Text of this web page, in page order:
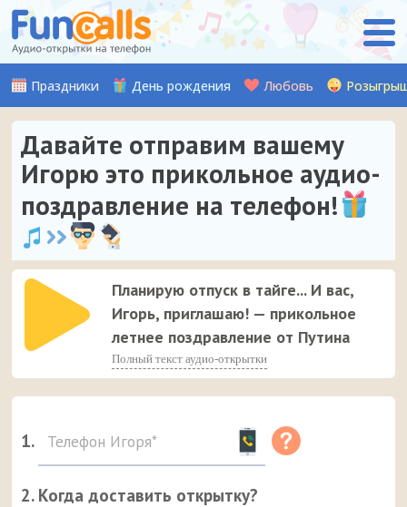
Праздники День рождения Любовь
Давайте отправим вашему
Игорю это прикольное аудио-
поздравление на телефон!
Планирую отпуск в тайге... И вас,
Игорь, приглашаю! — прикольное
летнее поздравление от Путина
Полный текст аудио-открытки
1.
2. Когда доставить открытку?